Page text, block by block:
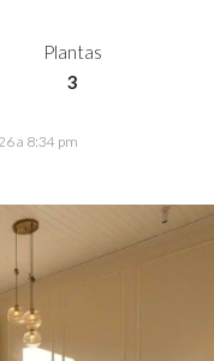
Plantas
3
a 8:34 pm